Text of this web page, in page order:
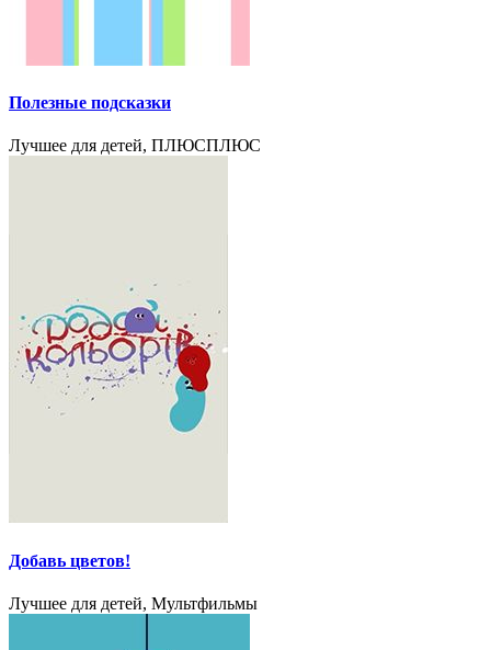
Полезные подсказки
Лучшее для детей, ПЛЮСПЛЮС
Добавь цветов!
Лучшее для детей, Мультфильмы